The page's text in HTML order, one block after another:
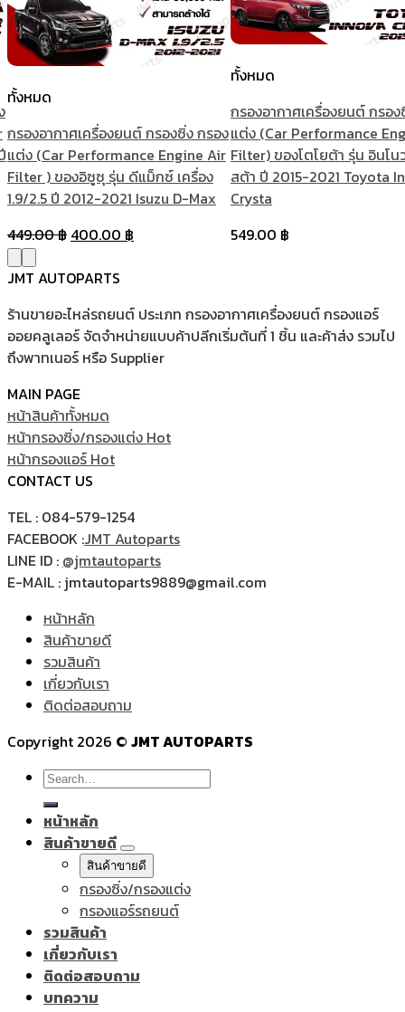
ทั้งหมด
กรองอากาศเครื่องยนต์ กรองซิ่ง กรอง
แต่ง (Car Performance Engine Air
Filter ) ของอิซูซุ รุ่น ดีแม็กซ์ เครื่อง
1.9/2.5 ปี 2012-2021 Isuzu D-Max
449.00฿ Original
was:
400.00 ฿Current
ทั้งหมด
กรองอากาศเครื่องยนต์ กรอ
แต่ง (Car Performance
Filter) ของโตโยต้า รุ่น อินโน
สต้า ปี 2015-2021 Toyota
Crysta
549.00 ฿
JMT AUTOPARTS
ร้านขายอะไหล่รถยนต์ ประเภท กรองอากาศเครื่องยนต์ กรองแอร์
ออยคลูเลอร์ จัดจำหน่ายแบบค้าปลีกเริ่มต้นที่ 1 ชิ้น และค้าส่ง รวมไป
ถึงพาทเนอร์ หรือ Supplier
MAIN PAGE
หน้าสินค้าทั้งหมด
หน้ากรองซิ่ง/กรองแต่ง
หน้ากรองแอร์
CONTACT US
TEL : 084-579-1254
FACEBOOK :JMT Autoparts
LINE ID : @jmtautoparts
E-MAIL : jmtautoparts9889@gmail.com
หน้าหลัก
สินค้าขายดี
รวมสินค้า
เกี่ยวกับเรา
ติดต่อสอบถาม
Copyright 2026 © JMT AUTOPARTS
Search
for:
หน้าหลัก
สินค้าขายดี
สินค้าขายดี
กรองซิ่ง/กรองแต่ง
กรองแอร์รถยนต์
รวมสินค้า
เกี่ยวกับเรา
ติดต่อสอบถาม
บทความ